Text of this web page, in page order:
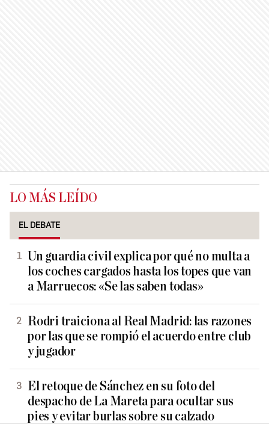
LO MÁS LEÍDO
EL DEBATE
Un guardia civil explica por qué no multa a
los coches cargados hasta los topes que van
a Marruecos: «Se las saben todas»
Rodri traiciona al Real Madrid: las razones
por las que se rompió el acuerdo entre club
y jugador
El retoque de Sánchez en su foto del
despacho de La Mareta para ocultar sus
pies y evitar burlas sobre su calzado